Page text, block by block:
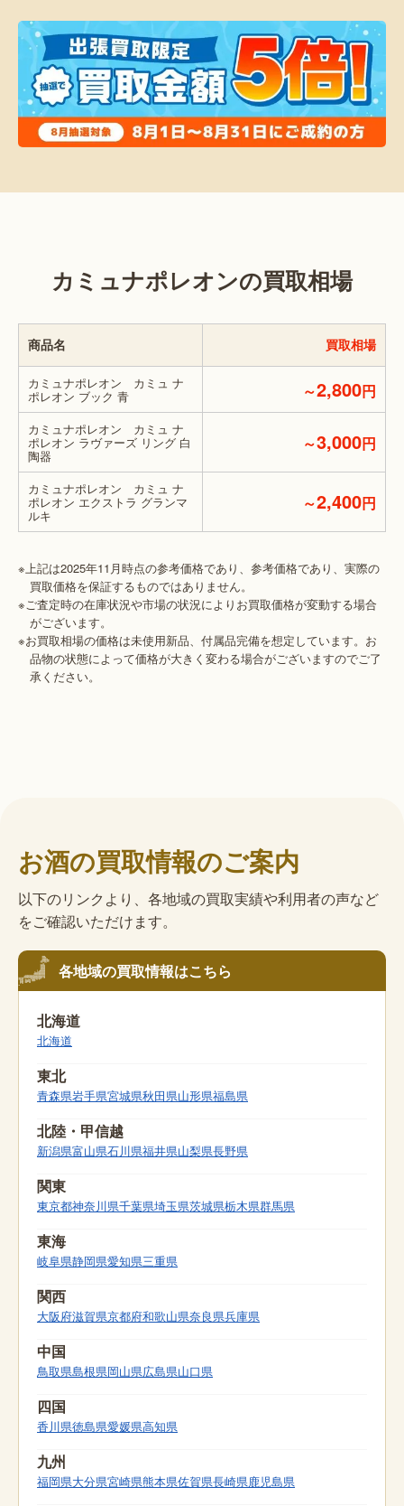
カミュナポレオンの買取相場
商品名 買取相場
カミュナポレオン カミュ ナ
ポレオン ブック 青 ～2,800円
カミュナポレオン カミュ ナ
ポレオン ラヴァーズ リング 白
陶器
～3,000円
カミュナポレオン カミュ ナ
ポレオン エクストラ グランマ
ルキ
～2,400円
※上記は2025年11月時点の参考価格であり、参考価格であり、実際の
買取価格を保証するものではありません。
※ご査定時の在庫状況や市場の状況によりお買取価格が変動する場合
がございます。
※お買取相場の価格は未使用新品、付属品完備を想定しています。お
品物の状態によって価格が大きく変わる場合がございますのでご了
承ください。
お酒の買取情報のご案内
以下のリンクより、各地域の買取実績や利用者の声など
をご確認いただけます。
各地域の買取情報はこちら
北海道
北海道
東北
青森県岩手県宮城県秋田県山形県福島県
北陸・甲信越
新潟県富山県石川県福井県山梨県長野県
関東
東京都神奈川県千葉県埼玉県茨城県栃木県群馬県
東海
岐阜県静岡県愛知県三重県
関西
大阪府滋賀県京都府和歌山県奈良県兵庫県
中国
鳥取県島根県岡山県広島県山口県
四国
香川県徳島県愛媛県高知県
九州
福岡県大分県宮崎県熊本県佐賀県長崎県鹿児島県